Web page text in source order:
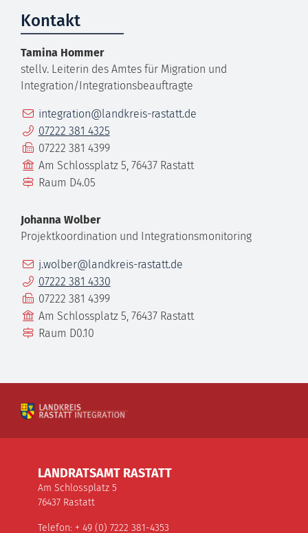
Kontakt
Tamina Hommer
stellv. Leiterin des Amtes für Migration und
Integration/Integrationsbeauftragte
E-Mailintegration@landkreis-rastatt.de
Telefon07222 381 4325
Fax 07222 381 4399
Gebäude
Am Schlossplatz 5, 76437 Rastatt
Raum D4.05
Johanna Wolber
Projektkoordination und Integrationsmonitoring
E-Mailj.wolber@landkreis-rastatt.de
Telefon07222 381 4330
Fax 07222 381 4399
Gebäude
Am Schlossplatz 5, 76437 Rastatt
Raum D0.10
LANDRATSAMT RASTATT
Am Schlossplatz 5
76437 Rastatt
Telefon: + 49 (0) 7222 381-4353